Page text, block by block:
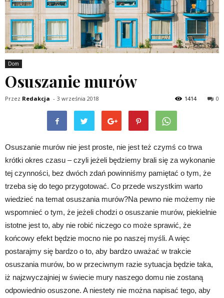
Dom
Osuszanie murów
Przez Redakcja - 3 września 2018 0
1414
Osuszanie murów nie jest proste, nie jest też czymś co trwa
krótki okres czasu – czyli jeżeli będziemy brali się za wykonanie
tej czynności, bez dwóch zdań powinniśmy pamiętać o tym, że
trzeba się do tego przygotować. Co przede wszystkim warto
wiedzieć na temat osuszania murów?Na pewno nie możemy nie
wspomnieć o tym, że jeżeli chodzi o osuszanie murów, piekielnie
istotne jest to, aby nie robić niczego co może sprawić, że
końcowy efekt będzie mocno nie po naszej myśli. A więc
postarajmy się bardzo o to, aby bardzo uważać w trakcie
osuszania murów, bo w przeciwnym razie sytuacja będzie taka,
iż najzwyczajniej w świecie mury naszego domu nie zostaną
odpowiednio osuszone. A niestety nie można napisać tego, aby